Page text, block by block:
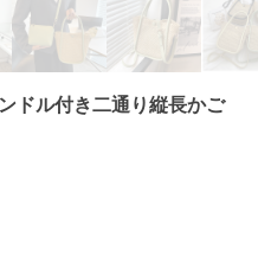
ドル付き二通り縦長かご